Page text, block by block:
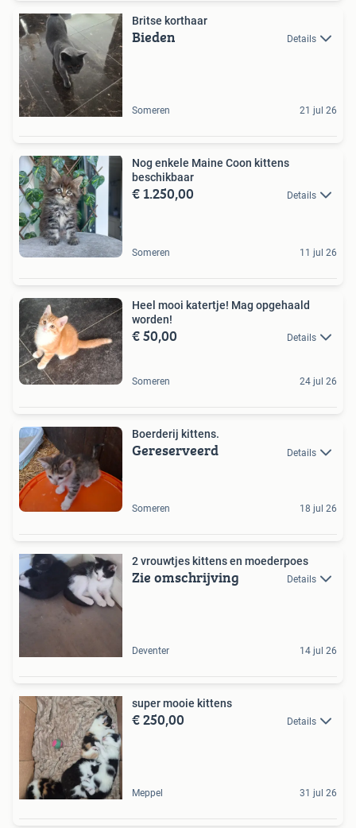
Britse korthaar
Bieden Details
Someren 21 jul 26
Nog enkele Maine Coon kittens
beschikbaar
€ 1.250,00 Details
Someren 11 jul 26
Heel mooi katertje! Mag opgehaald
worden!
€ 50,00 Details
Someren 24 jul 26
Boerderij kittens.
Gereserveerd Details
Someren 18 jul 26
2 vrouwtjes kittens en moederpoes
Zie omschrijving Details
Deventer 14 jul 26
super mooie kittens
€ 250,00 Details
Meppel 31 jul 26